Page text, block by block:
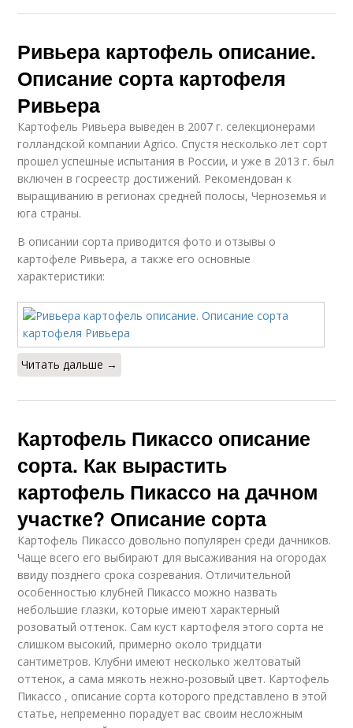
Ривьера картофель описание.
Описание сорта картофеля
Ривьера
Картофель Ривьера выведен в 2007 г. селекционерами
голландской компании Agrico. Спустя несколько лет сорт
прошел успешные испытания в России, и уже в 2013 г. был
включен в госреестр достижений. Рекомендован к
выращиванию в регионах средней полосы, Черноземья и
юга страны.
В описании сорта приводится фото и отзывы о
картофеле Ривьера, а также его основные
характеристики:
Читать дальше →
Картофель Пикассо описание
сорта. Как вырастить
картофель Пикассо на дачном
участке? Описание сорта
Картофель Пикассо довольно популярен среди дачников.
Чаще всего его выбирают для высаживания на огородах
ввиду позднего срока созревания. Отличительной
особенностью клубней Пикассо можно назвать
небольшие глазки, которые имеют характерный
розоватый оттенок. Сам куст картофеля этого сорта не
слишком высокий, примерно около тридцати
сантиметров. Клубни имеют несколько желтоватый
оттенок, а сама мякоть нежно-розовый цвет. Картофель
Пикассо , описание сорта которого представлено в этой
статье, непременно порадует вас своим несложным